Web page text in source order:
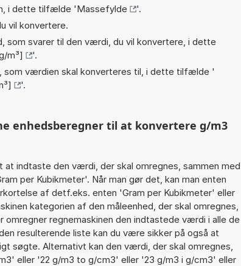
i dette tilfælde 'Massefylde
'.
vil konvertere.
som svarer til den værdi, du vil konvertere, i dette
m³]
'.
som værdien skal konverteres til, i dette tilfælde '
'.
enhedsberegner til at konvertere g/m3
at indtaste den værdi, der skal omregnes, sammen med
per Kubikmeter'. Når man gør det, kan man enten
af detf.eks. enten 'Gram per Kubikmeter' eller
kategorien af den måleenhed, der skal omregnes,
regnemaskinen den indtastede værdi i alle de
resulterende liste kan du være sikker på også at
søgte. Alternativt kan den værdi, der skal omregnes,
eller '22 g/m3 to g/cm3' eller '23 g/m3 i g/cm3' eller